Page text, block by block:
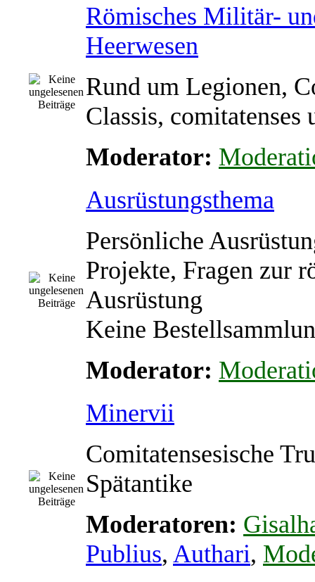
Römisches Militär-
Heerwesen
Rund um Legionen,
Classis, comitatenses
Moderator:
Ausrüstungsthema
Persönliche
Projekte, Fragen zur
Ausrüstung
Keine
Moderator:
Minervii
Comitatensesische
Spätantike
Moderatoren:
Publius, Authari,